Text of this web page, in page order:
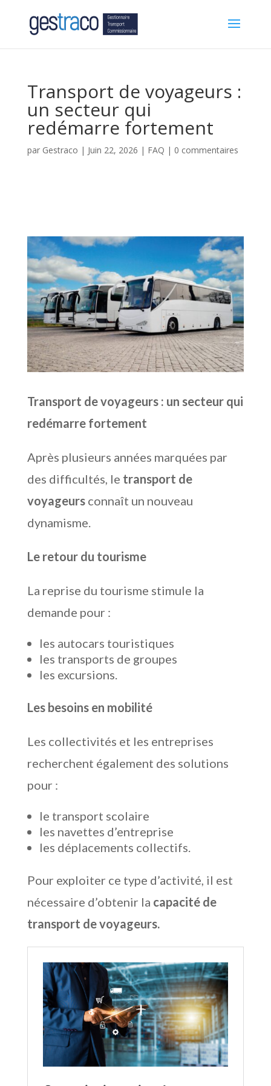
Transport de voyageurs :
un secteur qui
redémarre fortement
par Gestraco | Juin 22, 2026 | FAQ | 0 commentaires
Transport de voyageurs : un secteur qui
redémarre fortement
Après plusieurs années marquées par
des difficultés, le transport de
voyageursconnaît un nouveau
dynamisme.
Le retour du tourisme
La reprise du tourisme stimule la
demande pour :
les autocars touristiques
les transports de groupes
les excursions.
Les besoins en mobilité
Les collectivités et les entreprises
recherchent également des solutions
pour :
le transport scolaire
les navettes d’entreprise
les déplacements collectifs.
Pour exploiter ce type d’activité, il est
nécessaire d’obtenir la capacité de
transport de voyageurs.